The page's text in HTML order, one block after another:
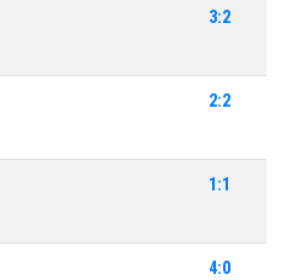
3:2
2:2
1:1
4:0